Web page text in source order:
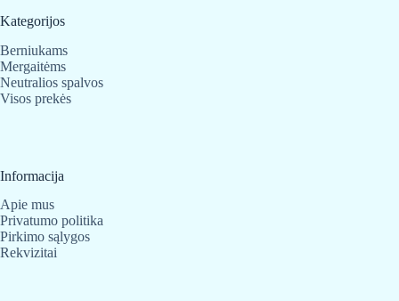
Kategorijos
Berniukams
Mergaitėms
Neutralios spalvos
Visos prekės
Informacija
Apie mus
Privatumo politika
Pirkimo sąlygos
Rekvizitai